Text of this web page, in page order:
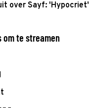
over Sayf: 'Hypocriet'
om te streamen